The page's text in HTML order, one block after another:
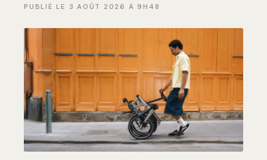
PUBLIÉ LE 3 AOÛT 2026 À 9H48